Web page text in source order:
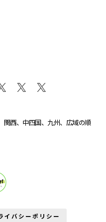
西、中四国、九州、広域の順
イバシーポリシー